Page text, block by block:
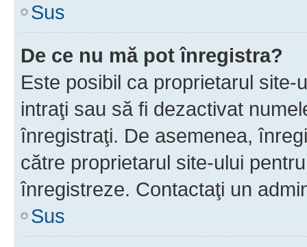
Sus
De ce nu mă pot înregistra?
Este posibil ca proprietarul
intraţi sau să fi dezactivat
înregistraţi. De asemenea,
către proprietarul site-ului
înregistreze. Contactaţi un
Sus